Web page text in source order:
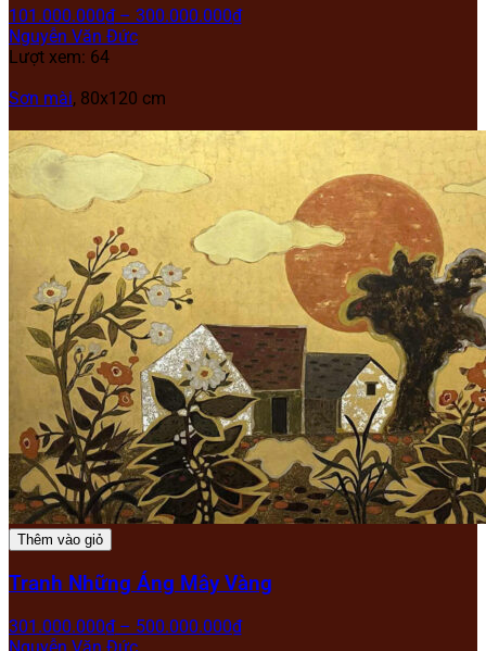
101.000.000₫ – 300.000.000₫
Nguyễn Văn Đức
Lượt xem: 64
Sơn mài, 80x120 cm
Thêm vào giỏ
Tranh Những Áng Mây Vàng
301.000.000₫ – 500.000.000₫
Nguyễn Văn Đức